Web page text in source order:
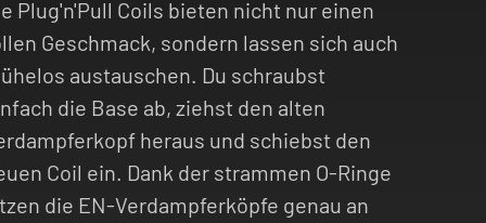
Plug'n'Pull Coils bieten nicht nur einen
Geschmack, sondern lassen sich auch
austauschen. Du schraubst
die Base ab, ziehst den alten
heraus und schiebst den
Coil ein. Dank der strammen O-Ringe
die EN-Verdampferköpfe genau an